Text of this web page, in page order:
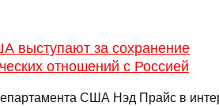
выступают за сохранение
отношений с Россией
США Нэд Прайс в